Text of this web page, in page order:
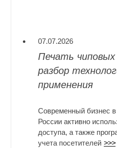
07.07.2026
Печать
разбор
применения
Современный бизнес
России активно
доступа, а также
учета посетителей >>>